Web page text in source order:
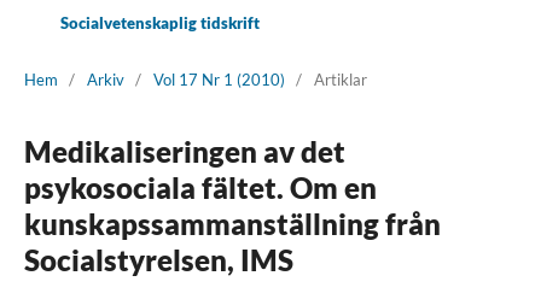
Socialvetenskaplig tidskrift
Hem / Arkiv / Vol 17 Nr 1 (2010) / Artiklar
Medikaliseringen av det
psykosociala fältet. Om en
kunskapssammanställning från
Socialstyrelsen, IMS